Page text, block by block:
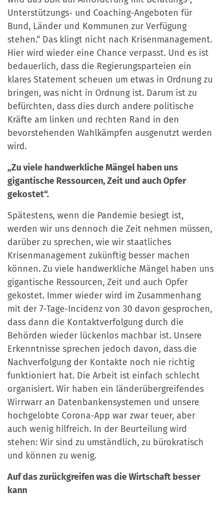
Unterstützungs- und Coaching-Angeboten für
Bund, Länder und Kommunen zur Verfügung
stehen.“ Das klingt nicht nach Krisenmanagement.
Hier wird wieder eine Chance verpasst. Und es ist
bedauerlich, dass die Regierungsparteien ein
klares Statement scheuen um etwas in Ordnung zu
bringen, was nicht in Ordnung ist. Darum ist zu
befürchten, dass dies durch andere politische
Kräfte am linken und rechten Rand in den
bevorstehenden Wahlkämpfen ausgenutzt werden
wird.
„Zu viele handwerkliche Mängel haben uns
gigantische Ressourcen, Zeit und auch Opfer
gekostet“.
Spätestens, wenn die Pandemie besiegt ist,
werden wir uns dennoch die Zeit nehmen müssen,
darüber zu sprechen, wie wir staatliches
Krisenmanagement zukünftig besser machen
können. Zu viele handwerkliche Mängel haben uns
gigantische Ressourcen, Zeit und auch Opfer
gekostet. Immer wieder wird im Zusammenhang
mit der 7-Tage-Incidenz von 30 davon gesprochen,
dass dann die Kontaktverfolgung durch die
Behörden wieder lückenlos machbar ist. Unsere
Erkenntnisse sprechen jedoch davon, dass die
Nachverfolgung der Kontakte noch nie richtig
funktioniert hat. Die Arbeit ist einfach schlecht
organisiert. Wir haben ein länderübergreifendes
Wirrwarr an Datenbankensystemen und unsere
hochgelobte Corona-App war zwar teuer, aber
auch wenig hilfreich. In der Beurteilung wird
stehen: Wir sind zu umständlich, zu bürokratisch
und können zu wenig.
Auf das zurückgreifen was die Wirtschaft besser
kann